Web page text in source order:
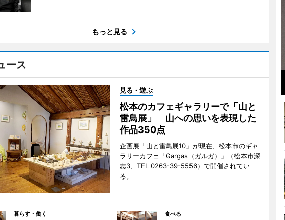
もっと見る
ース
見る・遊ぶ
松本のカフェギャラリーで「山と
雷鳥展」 山への思いを表現した
作品350点
企画展「山と雷鳥展10」が現在、松本市のギャ
ラリーカフェ「Gargas（ガルガ）」（松本市深
志3、TEL 0263-39-5556）で開催されてい
る。
暮らす・働く 食べる